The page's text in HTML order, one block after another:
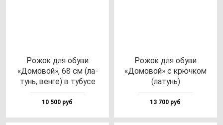
Рожок для обу­ви
«Домо­вой», 68 см (ла­
тунь, вен­ге) в ту­бу­се
10 500 руб
Рожок для обу­ви
«Домо­вой» с крюч­ком
(ла­тунь)
13 700 руб